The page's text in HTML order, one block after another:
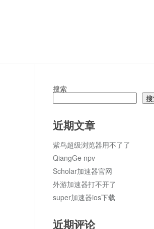
搜索
近期文章
紫鸟超级浏览器用不了了
QiangGe npv
Scholar加速器官网
外游加速器打不开了
super加速器ios下载
近期评论